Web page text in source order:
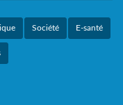
Société E-santé